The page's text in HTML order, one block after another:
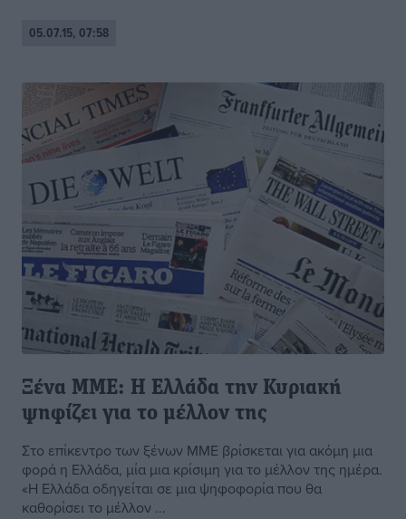
05.07.15, 07:58
Ξένα ΜΜΕ: Η Ελλάδα την Κυριακή
ψηφίζει για το μέλλον της
Στο επίκεντρο των ξένων ΜΜΕ βρίσκεται για ακόμη μια
φορά η Ελλάδα, μία μια κρίσιμη για το μέλλον της ημέρα.
«Η Ελλάδα οδηγείται σε μια ψηφοφορία που θα
καθορίσει το μέλλον ...